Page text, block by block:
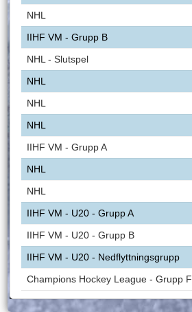
NHL
IIHF VM - Grupp B
NHL - Slutspel
NHL
NHL
NHL
IIHF VM - Grupp A
NHL
NHL
IIHF VM - U20 - Grupp A
IIHF VM - U20 - Grupp B
IIHF VM - U20 - Nedflyttningsgrupp
Champions Hockey League - Grupp F